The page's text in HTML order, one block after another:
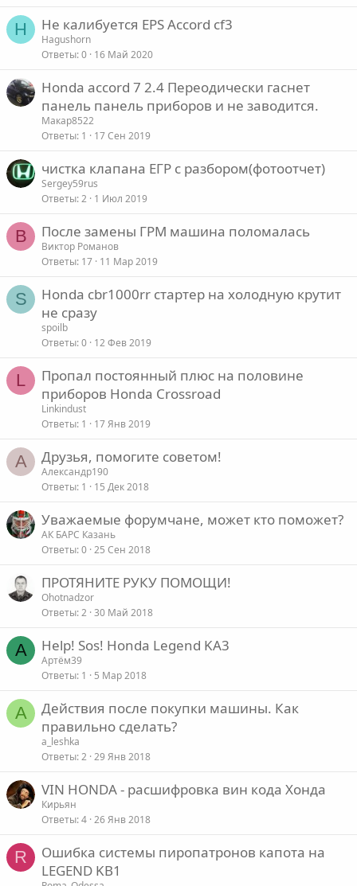
H Не калибуется EPS Accord cf3
Hagushorn
Ответы 0 16 Май 2020
Honda accord 7 2.4 Переодически гаснет
панель панель приборов и не заводится.
Макар8522
Ответы 1 17 Сен 2019
чистка клапана ЕГР с разбором(фотоотчет)
Sergey59rus
Ответы 2 1 Июл 2019
В После замены ГРМ машина поломалась
Виктор Романов
Ответы 17 11 Мар 2019
S
Honda cbr1000rr стартер на холодную крутит
не сразу
spoilb
Ответы 0 12 Фев 2019
L
Пропал постоянный плюс на половине
приборов Honda Crossroad
Linkindust
Ответы 1 17 Янв 2019
А Друзья, помогите советом!
Александр190
Ответы 1 15 Дек 2018
Уважаемые форумчане, может кто поможет?
АК БАРС Казань
Ответы 0 25 Сен 2018
ПРОТЯНИТЕ РУКУ ПОМОЩИ!
Ohotnadzor
Ответы 2 30 Май 2018
А Help! Sos! Honda Legend KA3
Артём39
Ответы 1 5 Мар 2018
A
Действия после покупки машины. Как
правильно сделать?
a_leshka
Ответы 2 29 Янв 2018
VIN HONDA - расшифровка вин кода Хонда
Кирьян
Ответы 4 26 Янв 2018
R
Ошибка системы пиропатронов капота на
LEGEND KB1